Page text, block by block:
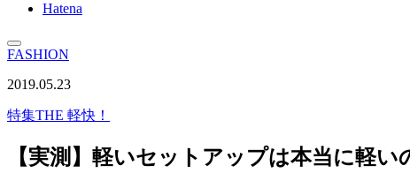
Hatena
FASHION
2019.05.23
特集THE 軽快！
【実測】軽いセットアップは本当に軽